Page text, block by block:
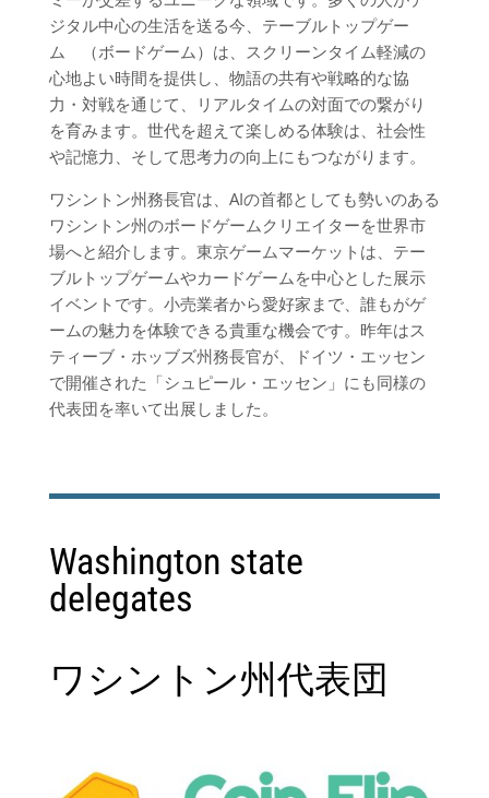
ジタル中心の生活を送る今、テーブルトップゲー
ム （ボードゲーム）は、スクリーンタイム軽減の
心地よい時間を提供し、物語の共有や戦略的な協
力・対戦を通じて、リアルタイムの対面での繋がり
を育みます。世代を超えて楽しめる体験は、社会性
や記憶力、そして思考力の向上にもつながります。
ワシントン州務長官は、AIの首都としても勢いのある
ワシントン州のボードゲームクリエイターを世界市
場へと紹介します。東京ゲームマーケットは、テー
ブルトップゲームやカードゲームを中心とした展示
イベントです。小売業者から愛好家まで、誰もがゲ
ームの魅力を体験できる貴重な機会です。昨年はス
ティーブ・ホッブズ州務長官が、ドイツ・エッセン
で開催された「シュピール・エッセン」にも同様の
代表団を率いて出展しました。
Washington state
delegates
ワシントン州代表団